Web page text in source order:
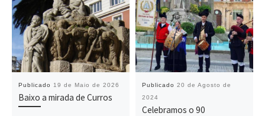
Publicado 19 de Maio de 2026
Baixo a mirada de Curros
Publicado 20 de Agosto de
2024
Celebramos o 90